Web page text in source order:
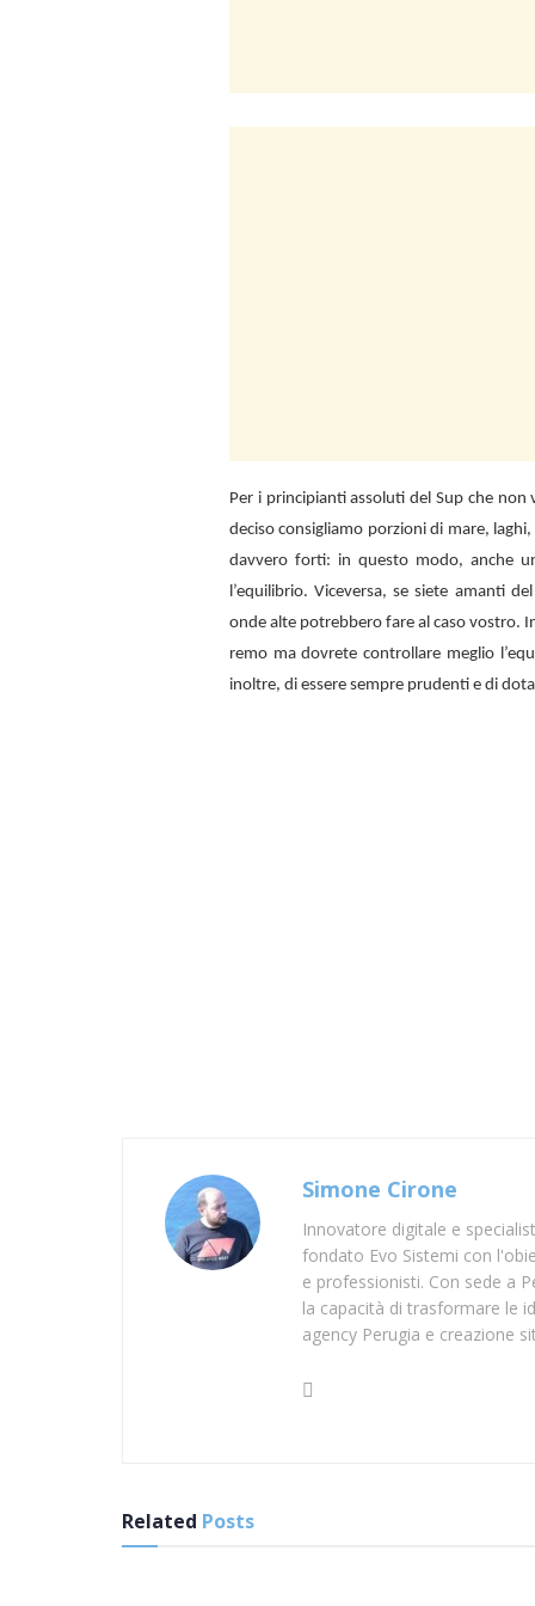
Per i principianti assoluti del Sup che
deciso consigliamo porzioni di mare,
davvero forti: in questo modo, anche
l’equilibrio. Viceversa, se siete amanti
onde alte potrebbero fare al caso vostro.
remo ma dovrete controllare meglio
inoltre, di essere sempre prudenti e di
Simone Cirone
Innovatore digitale e
fondato Evo Sistemi con
e professionisti. Con sede a
la capacità di trasformare le
agency Perugia e creazione
Related Posts